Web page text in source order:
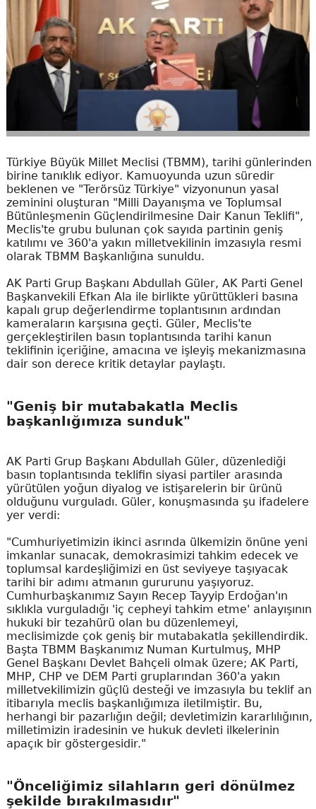
Türkiye Büyük Millet Meclisi (TBMM), tarihi günlerinden
birine tanıklık ediyor. Kamuoyunda uzun süredir
beklenen ve "Terörsüz Türkiye" vizyonunun yasal
zeminini oluşturan "Milli Dayanışma ve Toplumsal
Bütünleşmenin Güçlendirilmesine Dair Kanun Teklifi",
Meclis'te grubu bulunan çok sayıda partinin geniş
katılımı ve 360'a yakın milletvekilinin imzasıyla resmi
olarak TBMM Başkanlığına sunuldu.
AK Parti Grup Başkanı Abdullah Güler, AK Parti Genel
Başkanvekili Efkan Ala ile birlikte yürüttükleri basına
kapalı grup değerlendirme toplantısının ardından
kameraların karşısına geçti. Güler, Meclis'te
gerçekleştirilen basın toplantısında tarihi kanun
teklifinin içeriğine, amacına ve işleyiş mekanizmasına
dair son derece kritik detaylar paylaştı.
"Geniş bir mutabakatla Meclis
başkanlığımıza sunduk"
AK Parti Grup Başkanı Abdullah Güler, düzenlediği
basın toplantısında teklifin siyasi partiler arasında
yürütülen yoğun diyalog ve istişarelerin bir ürünü
olduğunu vurguladı. Güler, konuşmasında şu ifadelere
yer verdi:
"Cumhuriyetimizin ikinci asrında ülkemizin önüne yeni
imkanlar sunacak, demokrasimizi tahkim edecek ve
toplumsal kardeşliğimizi en üst seviyeye taşıyacak
tarihi bir adımı atmanın gururunu yaşıyoruz.
Cumhurbaşkanımız Sayın Recep Tayyip Erdoğan'ın
sıklıkla vurguladığı 'iç cepheyi tahkim etme' anlayışının
hukuki bir tezahürü olan bu düzenlemeyi,
meclisimizde çok geniş bir mutabakatla şekillendirdik.
Başta TBMM Başkanımız Numan Kurtulmuş, MHP
Genel Başkanı Devlet Bahçeli olmak üzere; AK Parti,
MHP, CHP ve DEM Parti gruplarından 360'a yakın
milletvekilimizin güçlü desteği ve imzasıyla bu teklif an
itibarıyla meclis başkanlığımıza iletilmiştir. Bu,
herhangi bir pazarlığın değil; devletimizin kararlılığının,
milletimizin iradesinin ve hukuk devleti ilkelerinin
apaçık bir göstergesidir."
"Önceliğimiz silahların geri dönülmez
şekilde bırakılmasıdır"